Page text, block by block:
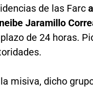
de las Farc
Jaramillo
de 24 horas.
la misiva, dicho